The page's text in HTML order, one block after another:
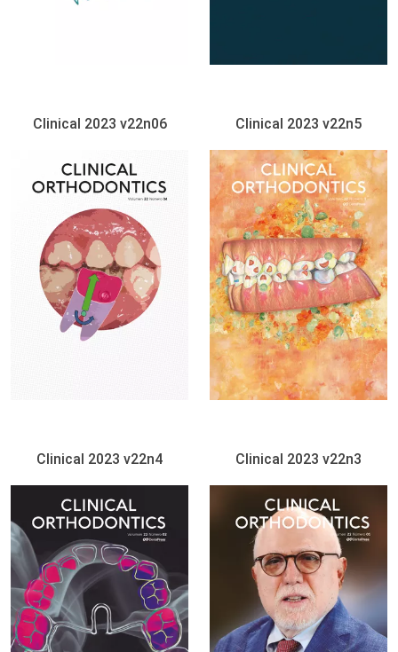
Clinical 2023 v22n06 Clinical 2023 v22n5
Clinical 2023 v22n4 Clinical 2023 v22n3